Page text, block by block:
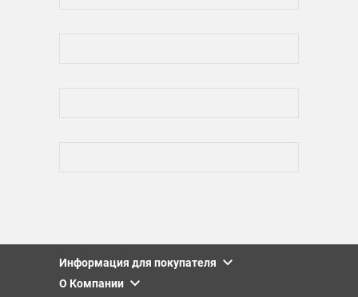
Информация для покупателя
О Компании